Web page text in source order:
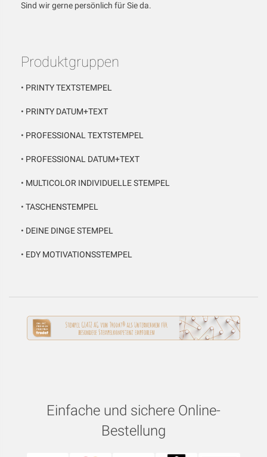
Sind wir gerne persönlich für Sie da.
Produktgruppen
• PRINTY TEXTSTEMPEL
• PRINTY DATUM+TEXT
• PROFESSIONAL TEXTSTEMPEL
• PROFESSIONAL DATUM+TEXT
• MULTICOLOR INDIVIDUELLE STEMPEL
• TASCHENSTEMPEL
• DEINE DINGE STEMPEL
• EDY MOTIVATIONSSTEMPEL
Einfache und sichere Online-
Bestellung